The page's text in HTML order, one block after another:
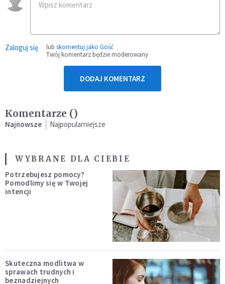
Zaloguj się lub skomentuj jako Gość
Twój komentarz będzie moderowany
DODAJ KOMENTARZ
Komentarze ()
Najnowsze Najpopularniejsze
WYBRANE DLA CIEBIE
Potrzebujesz pomocy?
Pomodlimy się w Twojej
intencji
Skuteczna modlitwa w
sprawach trudnych i
beznadziejnych